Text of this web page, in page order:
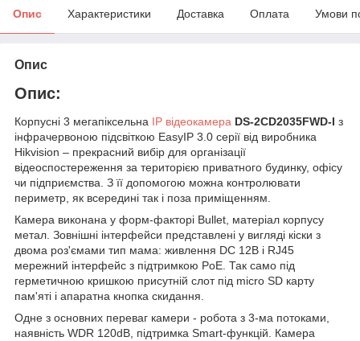
Опис Характеристики Доставка Оплата Умови
Опис
Опис:
Корпусні 3 мегапіксельна IP відеокамера DS-2CD2035FWD-I з
інфрачервоною підсвіткою EasyIP 3.0 серії від виробника
Hikvision – прекрасний вибір для організації
відеоспостереження за територією приватного будинку, офісу
чи підприємства. З її допомогою можна контролювати
периметр, як всередині так і поза приміщенням.
Камера виконана у форм-факторі Bullet, матеріал корпусу
метал. Зовнішні інтерфейси представлені у вигляді кіски з
двома роз'ємами тип мама: живлення DC 12В і RJ45
мережний інтерфейс з підтримкою PoE. Так само під
герметичною кришкою присутній слот під micro SD карту
пам'яті і апаратна кнопка скидання.
Одне з основних переваг камери - робота з 3-ма потоками,
наявність WDR 120dB, підтримка Smart-функцій. Камера